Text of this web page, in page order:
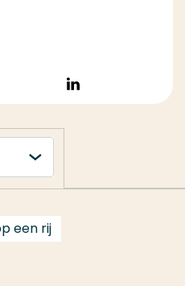
Volg op
LinkedIn
een rij